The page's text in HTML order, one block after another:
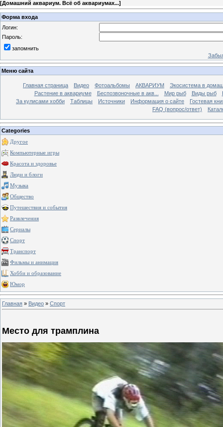
[Домашний аквариум. Всё об аквариумах...]
Форма входа
Логин:
Пароль:
запомнить
Меню сайта
Главная страница Видео Фотоальбомы АКВАРИУМ
Экосистема в
Растение в аквариуме
Беспозвоночные в акв... Мир рыб Виды рыб
За кулисами хобби
Таблицы Источники Информация о сайте
Гостевая
FAQ (вопрос/ответ)
Categories
Другое
Компьютерные игры
Красота и здоровье
Люди и блоги
Музыка
Общество
Путешествия и события
Развлечения
Сериалы
Спорт
Транспорт
Фильмы и анимация
Хобби и образование
Юмор
Главная » Видео » Спорт
Место для трамплина